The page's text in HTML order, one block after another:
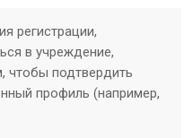
регистрации,
в учреждение,
чтобы подтвердить
профиль (например,